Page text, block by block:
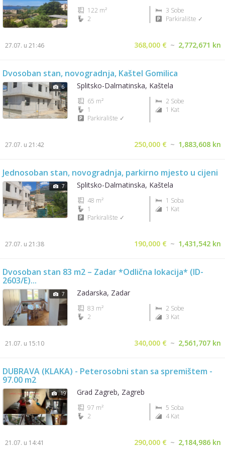
122 m²
3 Sobe
2
Parkiralište ✓
368,000 € ~ 2,772,671 kn
27.07. u 21:46
Dvosoban stan, novogradnja, Kaštel Gomilica
6 Splitsko-Dalmatinska, Kaštela
65 m²
2 Sobe
1
1 Kat
Parkiralište ✓
250,000 € ~ 1,883,608 kn
27.07. u 21:42
Jednosoban stan, novogradnja, parkirno mjesto u cijeni
7 Splitsko-Dalmatinska, Kaštela
48 m²
1 Soba
1
1 Kat
Parkiralište ✓
190,000 € ~ 1,431,542 kn
27.07. u 21:38
Dvosoban stan 83 m2 – Zadar *Odlična lokacija* (ID-
2603/E)...
7 Zadarska, Zadar
83 m²
2 Sobe
2
3 Kat
340,000 € ~ 2,561,707 kn
21.07. u 15:10
DUBRAVA (KLAKA) - Peterosobni stan sa spremištem -
97.00 m2
19 Grad Zagreb, Zagreb
97 m²
5 Soba
2
4 Kat
290,000 € ~ 2,184,986 kn
21.07. u 14:41